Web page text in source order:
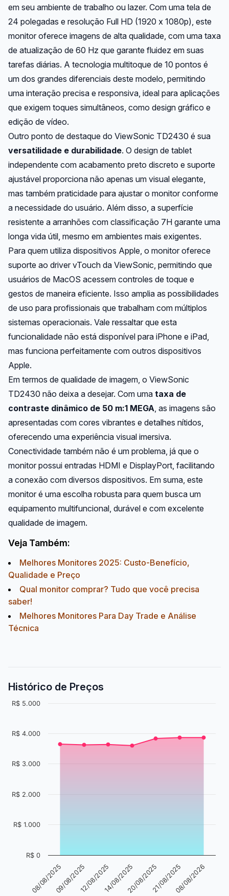
em seu ambiente de trabalho ou lazer. Com uma tela de
24 polegadas e resolução Full HD (1920 x 1080p), este
monitor oferece imagens de alta qualidade, com uma taxa
de atualização de 60 Hz que garante fluidez em suas
tarefas diárias. A tecnologia multitoque de 10 pontos é
um dos grandes diferenciais deste modelo, permitindo
uma interação precisa e responsiva, ideal para aplicações
que exigem toques simultâneos, como design gráfico e
edição de vídeo.
Outro ponto de destaque do ViewSonic TD2430 é sua
versatilidade e durabilidade. O design de tablet
independente com acabamento preto discreto e suporte
ajustável proporciona não apenas um visual elegante,
mas também praticidade para ajustar o monitor conforme
a necessidade do usuário. Além disso, a superfície
resistente a arranhões com classificação 7H garante uma
longa vida útil, mesmo em ambientes mais exigentes.
Para quem utiliza dispositivos Apple, o monitor oferece
suporte ao driver vTouch da ViewSonic, permitindo que
usuários de MacOS acessem controles de toque e
gestos de maneira eficiente. Isso amplia as possibilidades
de uso para profissionais que trabalham com múltiplos
sistemas operacionais. Vale ressaltar que esta
funcionalidade não está disponível para iPhone e iPad,
mas funciona perfeitamente com outros dispositivos
Apple.
Em termos de qualidade de imagem, o ViewSonic
TD2430 não deixa a desejar. Com uma taxa de
contraste dinâmico de 50 m:1 MEGA, as imagens são
apresentadas com cores vibrantes e detalhes nítidos,
oferecendo uma experiência visual imersiva.
Conectividade também não é um problema, já que o
monitor possui entradas HDMI e DisplayPort, facilitando
a conexão com diversos dispositivos. Em suma, este
monitor é uma escolha robusta para quem busca um
equipamento multifuncional, durável e com excelente
qualidade de imagem.
Veja Também:
Melhores Monitores 2025: Custo-Benefício,
Qualidade e Preço
Qual monitor comprar? Tudo que você precisa
saber!
Melhores Monitores Para Day Trade e Análise
Técnica
Histórico de Preços
08/08/202509/08/202512/08/202514/08/202520/08/202521/08/202508/08/2026
R$ 0
R$ 1.000
R$ 2.000
R$ 3.000
R$ 4.000
R$ 5.000